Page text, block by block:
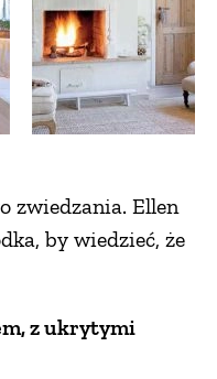
zwiedzania. Ellen
by wiedzieć, że
z ukrytymi